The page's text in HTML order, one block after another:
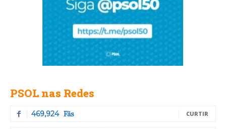
PSOL nas Redes
469,924 Fãs CURTIR